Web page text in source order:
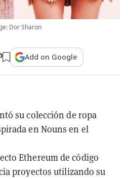
Dor Sharon
Add on Google
su colección de ropa
en Nouns en el
Ethereum de código
proyectos utilizando su